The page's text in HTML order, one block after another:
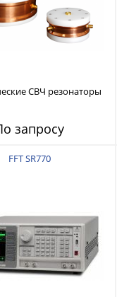
СВЧ резонаторы
запросу
FFT SR770